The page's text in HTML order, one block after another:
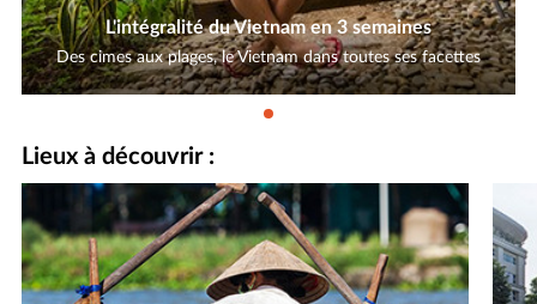
L'intégralité du Vietnam en 3 semaines
Des cimes aux plages, le Vietnam dans toutes ses facettes
Lieux à découvrir :